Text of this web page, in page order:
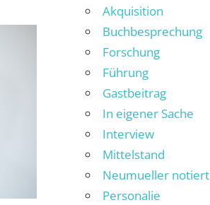
Akquisition
Buchbesprechung
Forschung
Führung
Gastbeitrag
In eigener Sache
Interview
Mittelstand
Neumueller notiert
Personalie